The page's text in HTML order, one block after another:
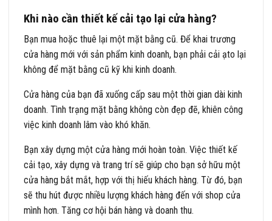
Khi nào cần thiết kế cải tạo lại cửa hàng?
Bạn mua hoặc thuê lại một mặt bằng cũ. Để khai trương
cửa hàng mới với sản phẩm kinh doanh, bạn phải cải ạto lại
không để mặt bằng cũ kỹ khi kinh doanh.
Cửa hàng của bạn đã xuống cấp sau một thời gian dài kinh
doanh. Tình trạng mặt bằng không còn đẹp đẽ, khiên công
việc kinh doanh lâm vào khó khăn.
Bạn xây dựng một cửa hàng mới hoàn toàn. Việc thiết kế
cải tạo, xây dựng và trang trí sẽ giúp cho bạn sở hữu một
cửa hàng bắt mắt, hợp với thị hiếu khách hàng. Từ đó, bạn
sẽ thu hút được nhiều lượng khách hàng đến với shop cửa
mình hơn. Tăng cơ hội bán hàng và doanh thu.